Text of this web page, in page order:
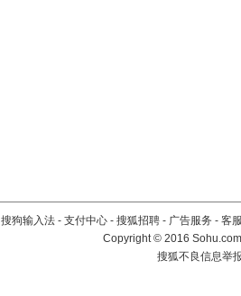
搜狗输入法 - 支付中心 - 搜狐招聘 - 广告服务 - 客
Copyright©2016
搜狐不良信息举